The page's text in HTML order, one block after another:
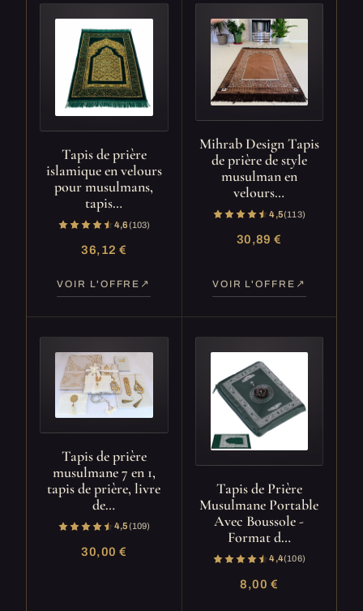
Tapis de prière
islamique en velours
pour musulmans,
tapis…
4,6(103)
36,12 €
VOIR L'OFFRE
Mihrab Design Tapis
de prière de style
musulman en
velours…
4,5(113)
30,89 €
VOIR L'OFFRE
Tapis de prière
musulmane 7 en 1,
tapis de prière, livre
de…
4,5(109)
30,00 €
Tapis de Prière
Musulmane Portable
Avec Boussole -
Format d…
4,4(106)
8,00 €